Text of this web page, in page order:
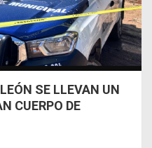
SE LLEVAN UN
CUERPO DE